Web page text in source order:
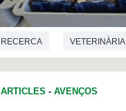
RECERCA VETERINÀRIA
ARTICLES - AVENÇOS